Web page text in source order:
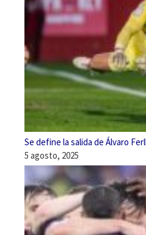
Se define la salida de Álvaro
5 agosto, 2025